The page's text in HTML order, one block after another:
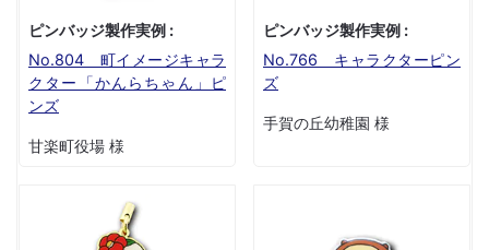
ピンバッジ製作実例 :
No.804 町イメージキャラ
クター「かんらちゃん」ピ
ンズ
甘楽町役場 様
ピンバッジ製作実例 :
No.766 キャラクターピン
ズ
手賀の丘幼稚園 様